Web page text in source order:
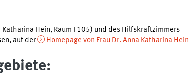
Hein, Raum F105) und des Hilfskraftzimmers
auf der
Homepage von Frau Dr. Anna Katharina Hein